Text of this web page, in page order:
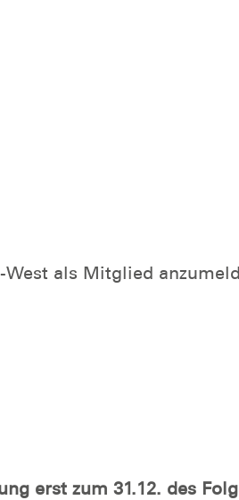
als Mitglied
erst zum 31.12. des